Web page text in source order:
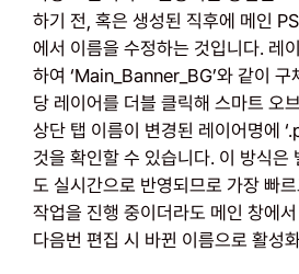
하기 전, 혹은 생성된 직후에 메인
에서 이름을 수정하는 것입니다. 레
하여 ‘Main_Banner_BG’와 같이 구
당 레이어를 더블 클릭해 스마트 오
상단 탭 이름이 변경된 레이어명에
것을 확인할 수 있습니다. 이 방식은
도 실시간으로 반영되므로 가장 빠
작업을 진행 중이더라도 메인 창에
다음번 편집 시 바뀐 이름으로 활성